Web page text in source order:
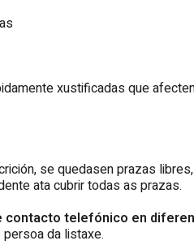
xustificadas que
se quedasen prazas
ata cubrir todas as prazas.
contacto telefónico en
da listaxe.